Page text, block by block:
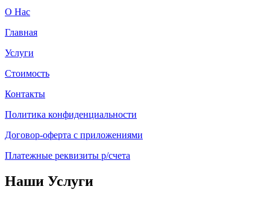
О Нас
Главная
Услуги
Стоимость
Контакты
Политика конфиденциальности
Договор-оферта с приложениями
Платежные реквизиты р/счета
Наши Услуги